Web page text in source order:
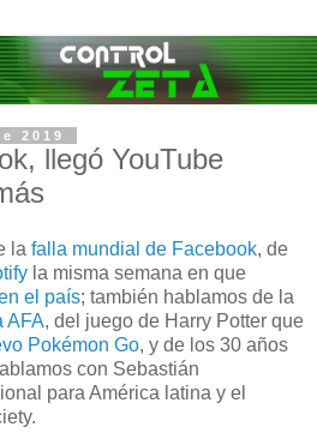
2019
llegó YouTube
la falla mundial de Facebook, de
la misma semana en que
el país; también hablamos de la
AFA, del juego de Harry Potter que
Pokémon Go, y de los 30 años
con Sebastián
para América latina y el